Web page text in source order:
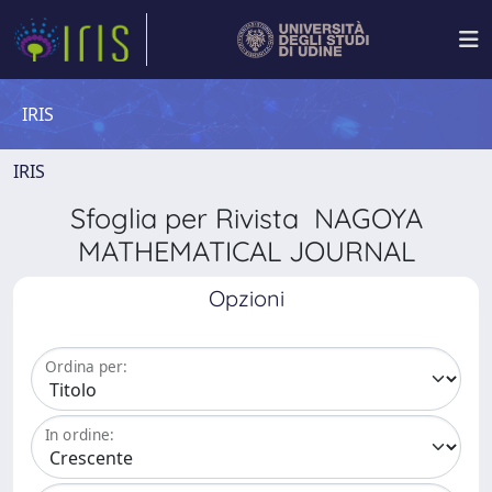
IRIS
IRIS
Sfoglia per Rivista NAGOYA
MATHEMATICAL JOURNAL
Opzioni
Ordina per:
In ordine: